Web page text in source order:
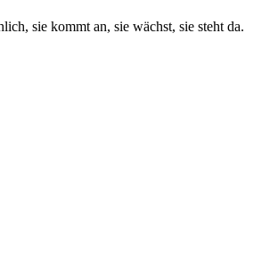
sie kommt an, sie wächst, sie steht da.